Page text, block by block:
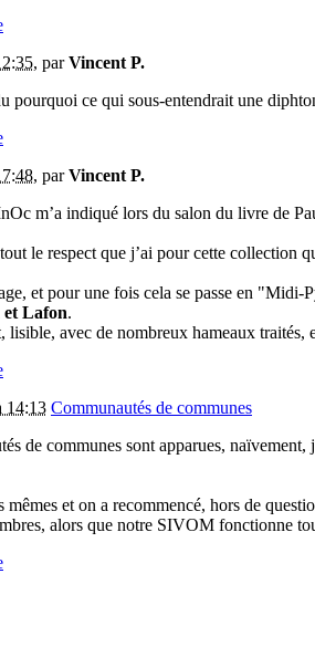
, parVincent P.
pourquoi ce qui sous-entendrait une
, parVincent P.
m’a indiqué lors du salon du livre de
le respect que j’ai pour cette collection
et pour une fois cela se passe en
Lafon.
lisible, avec de nombreux hameaux traités,
14:13 Communautés de communes
de communes sont apparues,
mêmes et on a recommencé, hors de
alors que notre SIVOM fonctionne